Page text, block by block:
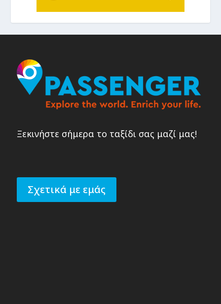
Ξεκινήστε σήμερα το ταξίδι σας μαζί μας!
Σχετικά με εμάς